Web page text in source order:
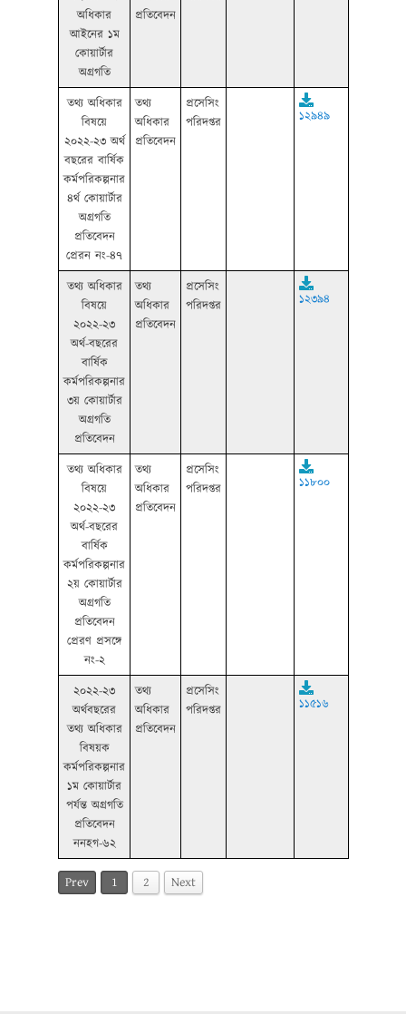
অধিকার
আইনের ১ম
কোয়ার্টার
অগ্রগতি
প্রতিবেদন
তথ্য অধিকার
বিষয়ে
২০২২-২৩ অর্থ
বছরের বার্ষিক
কর্মপরিকল্পনার
৪র্থ কোয়ার্টার
অগ্রগতি
প্রতিবেদন
প্রেরন নং-৪৭
তথ্য
অধিকার
প্রতিবেদন
প্রসেসিং
পরিদপ্তর
১২৯৪৯
তথ্য অধিকার
বিষয়ে
২০২২-২৩
অর্থ-বছরের
বার্ষিক
কর্মপরিকল্পনার
৩য় কোয়ার্টার
অগ্রগতি
প্রতিবেদন
তথ্য
অধিকার
প্রতিবেদন
প্রসেসিং
পরিদপ্তর
১২৩৯৪
তথ্য অধিকার
বিষয়ে
২০২২-২৩
অর্থ-বছরের
বার্ষিক
কর্মপরিকল্পনার
২য় কোয়ার্টার
অগ্রগতি
প্রতিবেদন
প্রেরণ প্রসঙ্গে
নং-২
তথ্য
অধিকার
প্রতিবেদন
প্রসেসিং
পরিদপ্তর
১১৮০০
২০২২-২৩
অর্থবছরের
তথ্য অধিকার
বিষয়ক
কর্মপরিকল্পনার
১ম কোয়ার্টার
পর্যন্ত অগ্রগতি
প্রতিবেদন
ননহগ-৬২
তথ্য
অধিকার
প্রতিবেদন
প্রসেসিং
পরিদপ্তর
১১৫১৬
Prev 1 2 Next